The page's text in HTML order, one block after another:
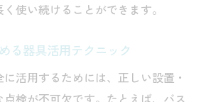
使い続けることができます。
る器具活用テクニック
活用するためには、正しい設置・